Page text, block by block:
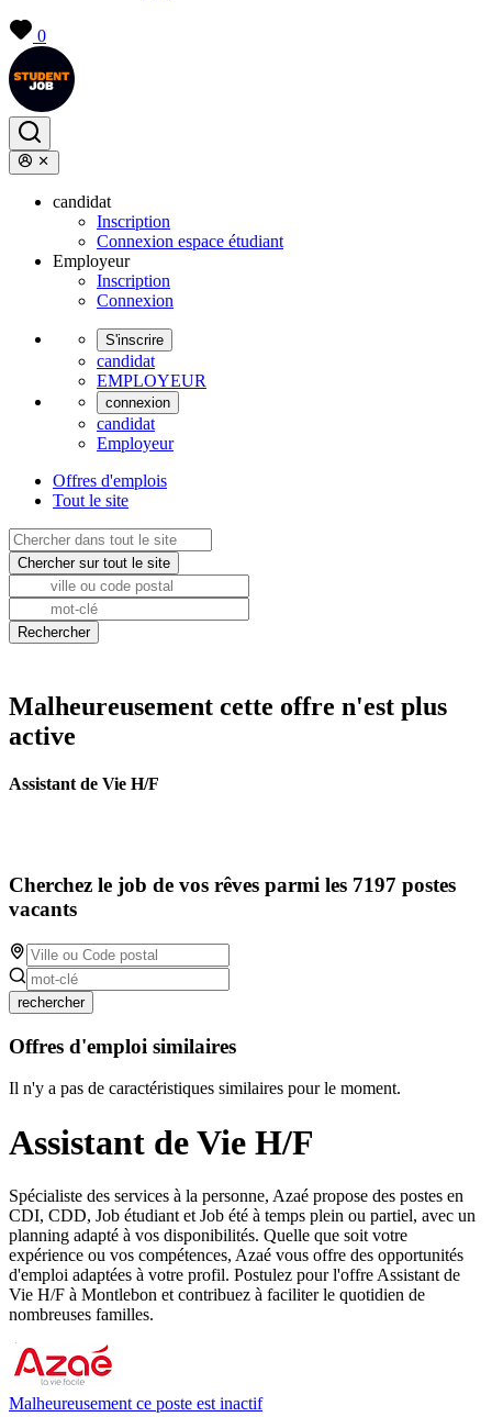
0
candidat
Inscription
Connexion espace étudiant
Employeur
Inscription
Connexion
S'inscrire
candidat
EMPLOYEUR
connexion
candidat
Employeur
Offres d'emplois
Tout le site
Malheureusement cette offre n'est plus
active
Assistant de Vie H/F
Cherchez le job de vos rêves parmi les 7197 postes
vacants
rechercher
Offres d'emploi similaires
Il n'y a pas de caractéristiques similaires pour le moment.
Assistant de Vie H/F
Spécialiste des services à la personne, Azaé propose des postes en
CDI, CDD, Job étudiant et Job été à temps plein ou partiel, avec un
planning adapté à vos disponibilités. Quelle que soit votre
expérience ou vos compétences, Azaé vous offre des opportunités
d'emploi adaptées à votre profil. Postulez pour l'offre Assistant de
Vie H/F à Montlebon et contribuez à faciliter le quotidien de
nombreuses familles.
Malheureusement ce poste est inactif